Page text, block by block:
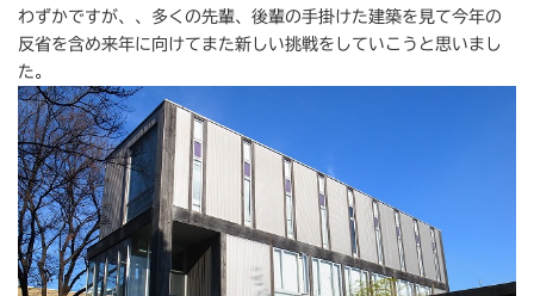
わずかですが、、多くの先輩、後輩の手掛けた建築を見て今年の
反省を含め来年に向けてまた新しい挑戦をしていこうと思いまし
た。